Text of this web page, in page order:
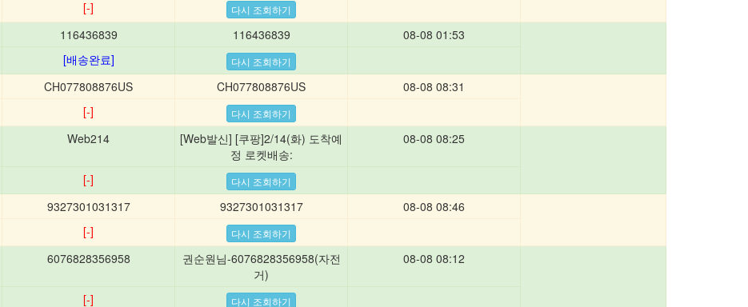
[-]
116436839 116436839
08-08 01:53
[배송완료]
CH077808876US CH077808876US
08-08 08:31
[-]
Web214
[Web발신] [쿠팡]2/14(화) 도착예
정 로켓배송:
08-08 08:25
[-]
9327301031317 9327301031317
08-08 08:46
[-]
6076828356958
권순원님-6076828356958(자전
거)
08-08 08:12
[-]